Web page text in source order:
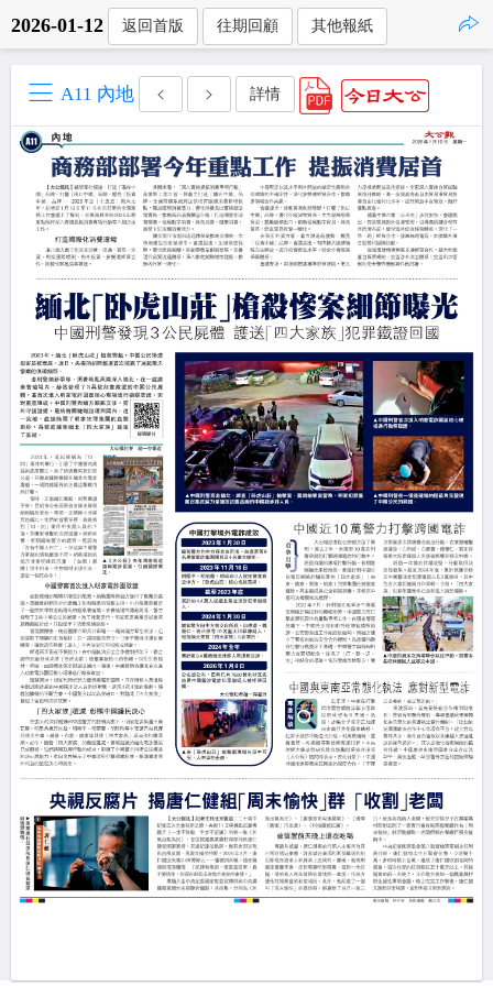
2026-01-12 返回首版 往期回顧 其他報紙
A11 內地 詳情